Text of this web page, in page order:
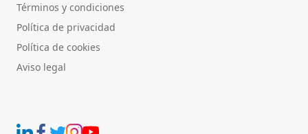
Términos y condiciones
Política de privacidad
Política de cookies
Aviso legal